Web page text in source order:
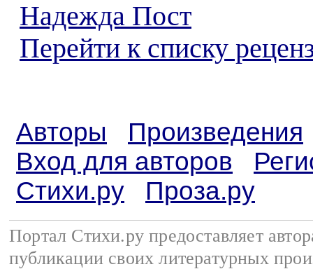
Надежда Пост
Перейти к списку
Авторы
Произведения
Вход для авторов
Стихи.ру
Проза.ру
Портал Стихи.ру предоставляет
публикации своих литературных